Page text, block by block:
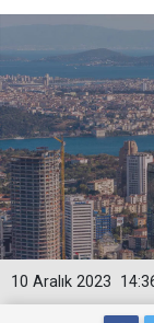
10 Aralık 2023